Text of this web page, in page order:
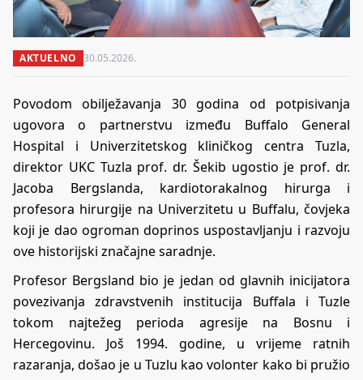
AKTUELNO 30.05.2026.
Povodom obilježavanja 30 godina od potpisivanja
ugovora o partnerstvu između Buffalo General
Hospital i Univerzitetskog kliničkog centra Tuzla,
direktor UKC Tuzla prof. dr. Šekib ugostio je prof. dr.
Jacoba Bergslanda, kardiotorakalnog hirurga i
profesora hirurgije na Univerzitetu u Buffalu, čovjeka
koji je dao ogroman doprinos uspostavljanju i razvoju
ove historijski značajne saradnje.
Profesor Bergsland bio je jedan od glavnih inicijatora
povezivanja zdravstvenih institucija Buffala i Tuzle
tokom najtežeg perioda agresije na Bosnu i
Hercegovinu. Još 1994. godine, u vrijeme ratnih
razaranja, došao je u Tuzlu kao volonter kako bi pružio